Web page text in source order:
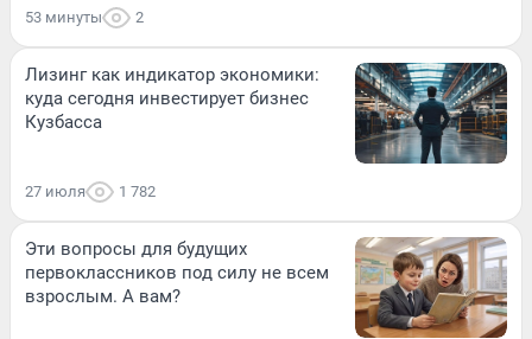
53 минуты 2
Лизинг как индикатор экономики:
куда сегодня инвестирует бизнес
Кузбасса
27 июля 1 782
Эти вопросы для будущих
первоклассников под силу не всем
взрослым. А вам?